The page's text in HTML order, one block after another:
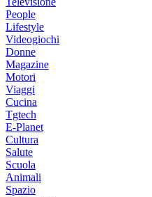
People
Lifestyle
Videogiochi
Donne
Magazine
Motori
Viaggi
Cucina
Tgtech
E-Planet
Cultura
Salute
Scuola
Animali
Spazio